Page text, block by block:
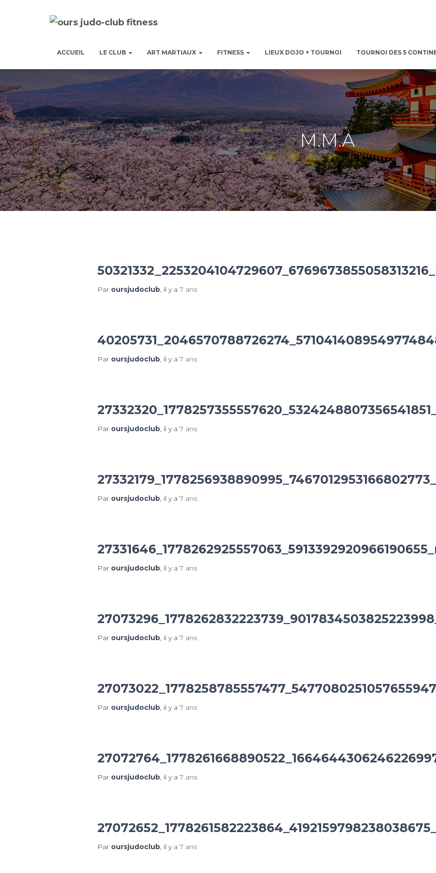
ACCUEIL LE CLUB ART MARTIAUX FITNESS LIEUX DOJO + TOURNOI TOURNOI DES 5
M.M.A
Par oursjudoclub, il y a 7 ans
Par oursjudoclub, il y a 7 ans
Par oursjudoclub, il y a 7 ans
Par oursjudoclub, il y a 7 ans
Par oursjudoclub, il y a 7 ans
Par oursjudoclub, il y a 7 ans
Par oursjudoclub, il y a 7 ans
Par oursjudoclub, il y a 7 ans
Par oursjudoclub, il y a 7 ans